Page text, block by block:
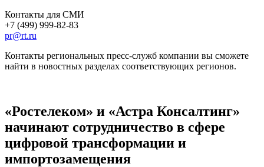
Контакты для СМИ
+7 (499) 999-82-83
pr@rt.ru
Контакты региональных пресс-служб компании вы сможете
найти в новостных разделах соответствующих регионов.
«Ростелеком» и «Астра Консалтинг»
начинают сотрудничество в сфере
цифровой трансформации и
импортозамещения